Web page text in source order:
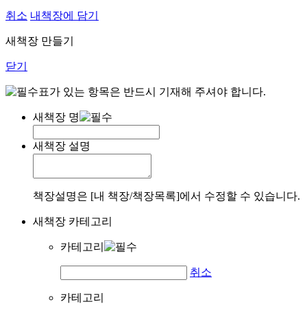
취소 내책장에 담기
새책장 만들기
닫기
표가 있는 항목은 반드시 기재해 주셔야 합니다.
새책장 명
새책장 설명
책장설명은 [내 책장/책장목록]에서 수정할 수 있습니다.
새책장 카테고리
카테고리
취소
카테고리